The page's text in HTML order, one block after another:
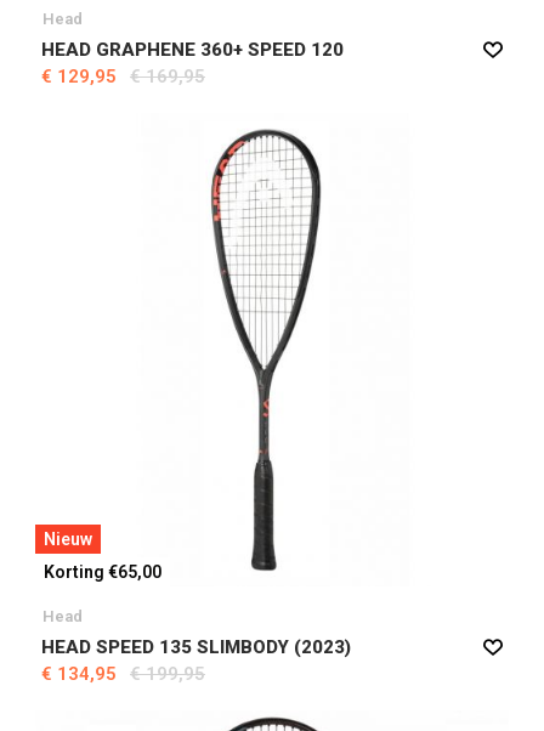
Head
HEAD GRAPHENE 360+ SPEED 120
€ 129,95
€ 169,95
Nieuw
Korting €65,00
Head
HEAD SPEED 135 SLIMBODY (2023)
€ 134,95
€ 199,95